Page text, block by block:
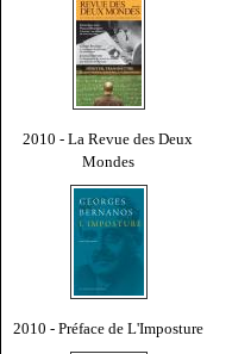
2010 - La Revue des Deux
Mondes
2010 - Préface de L'Imposture